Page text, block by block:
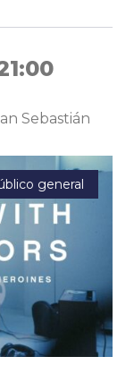
Sebastián
general